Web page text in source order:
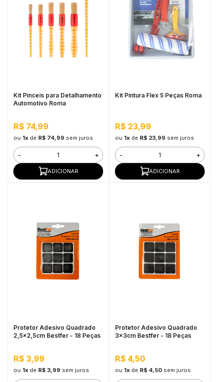
Kit Pinceis para Detalhamento
Automotivo Roma
R$ 74,99
ou 1xde R$ 74,99 sem juros
- +
ADICIONAR
Kit Pintura Flex 5 Peças Roma
R$ 23,99
ou 1xde R$ 23,99 sem juros
- +
ADICIONAR
Protetor Adesivo Quadrado
2,5x2,5cm Bestfer - 18 Peças
R$ 3,99
ou 1xde R$ 3,99 sem juros
Protetor Adesivo Quadrado
3x3cm Bestfer - 18 Peças
R$ 4,50
ou 1xde R$ 4,50 sem juros